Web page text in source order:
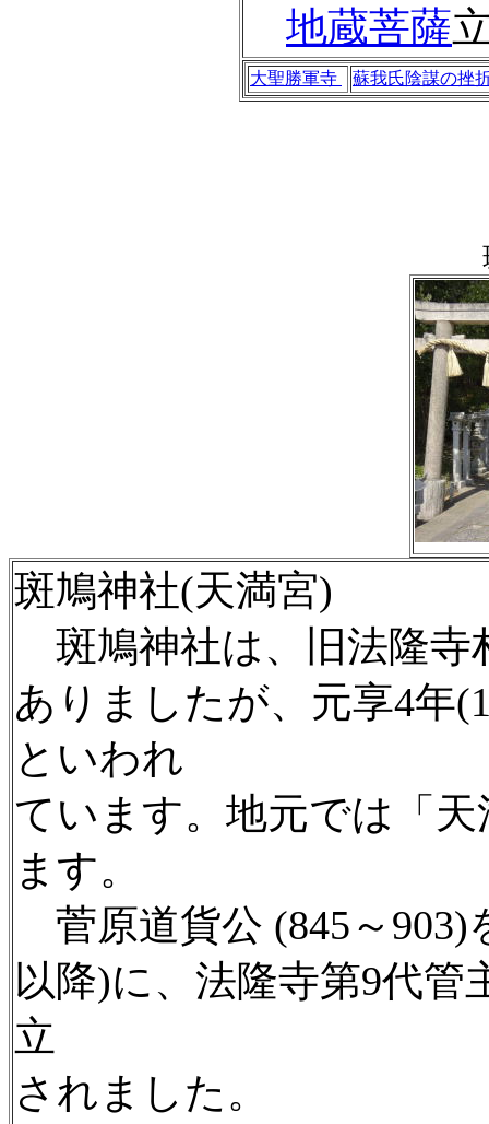
地蔵菩薩
大聖勝軍寺 蘇我氏陰謀の挫
斑鳩神社(天満宮)
斑鳩神社は、旧法隆寺
ありましたが、元享4年
といわれ
ています。地元では「
ます。
菅原道貨公 (845～903)
以降)に、法隆寺第9代管
立
されました。